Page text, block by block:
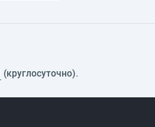
(круглосуточно).